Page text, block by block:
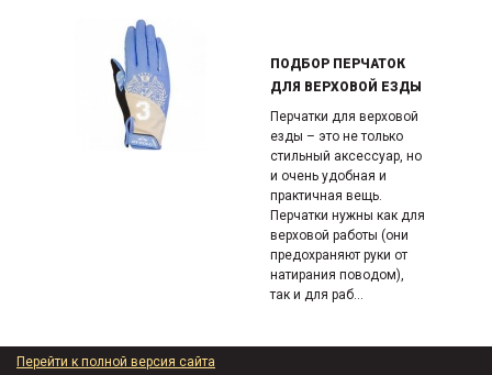
ПОДБОР ПЕРЧАТОК
ДЛЯ ВЕРХОВОЙ ЕЗДЫ
Перчатки для верховой
езды – это не только
стильный аксессуар, но
и очень удобная и
практичная вещь.
Перчатки нужны как для
верховой работы (они
предохраняют руки от
натирания поводом),
так и для раб...
Перейти к полной версия сайта